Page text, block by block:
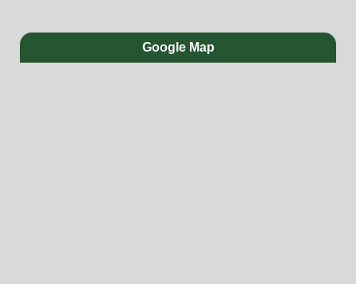
Google Map